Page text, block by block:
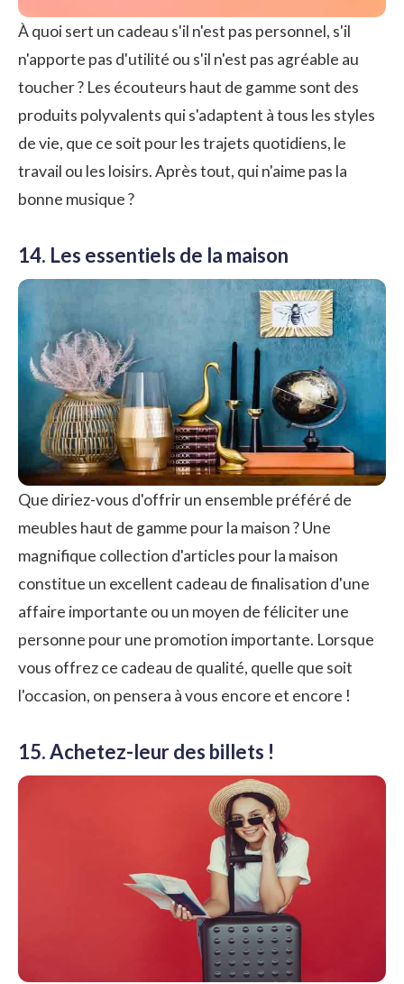
À quoi sert un cadeau s'il n'est pas personnel, s'il
n'apporte pas d'utilité ou s'il n'est pas agréable au
toucher ? Les écouteurs haut de gamme sont des
produits polyvalents qui s'adaptent à tous les styles
de vie, que ce soit pour les trajets quotidiens, le
travail ou les loisirs. Après tout, qui n'aime pas la
bonne musique ?
14. Les essentiels de la maison
Que diriez-vous d'offrir un ensemble préféré de
meubles haut de gamme pour la maison ? Une
magnifique collection d'articles pour la maison
constitue un excellent cadeau de finalisation d'une
affaire importante ou un moyen de féliciter une
personne pour une promotion importante. Lorsque
vous offrez ce cadeau de qualité, quelle que soit
l'occasion, on pensera à vous encore et encore !
15. Achetez-leur des billets !